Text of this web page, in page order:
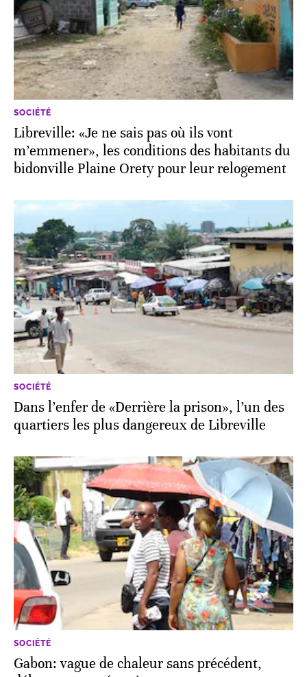
SOCIÉTÉ
Libreville: «Je ne sais pas où ils vont
m’emmener», les conditions des habitants du
bidonville Plaine Orety pour leur relogement
SOCIÉTÉ
Dans l’enfer de «Derrière la prison», l’un des
quartiers les plus dangereux de Libreville
SOCIÉTÉ
Gabon: vague de chaleur sans précédent,